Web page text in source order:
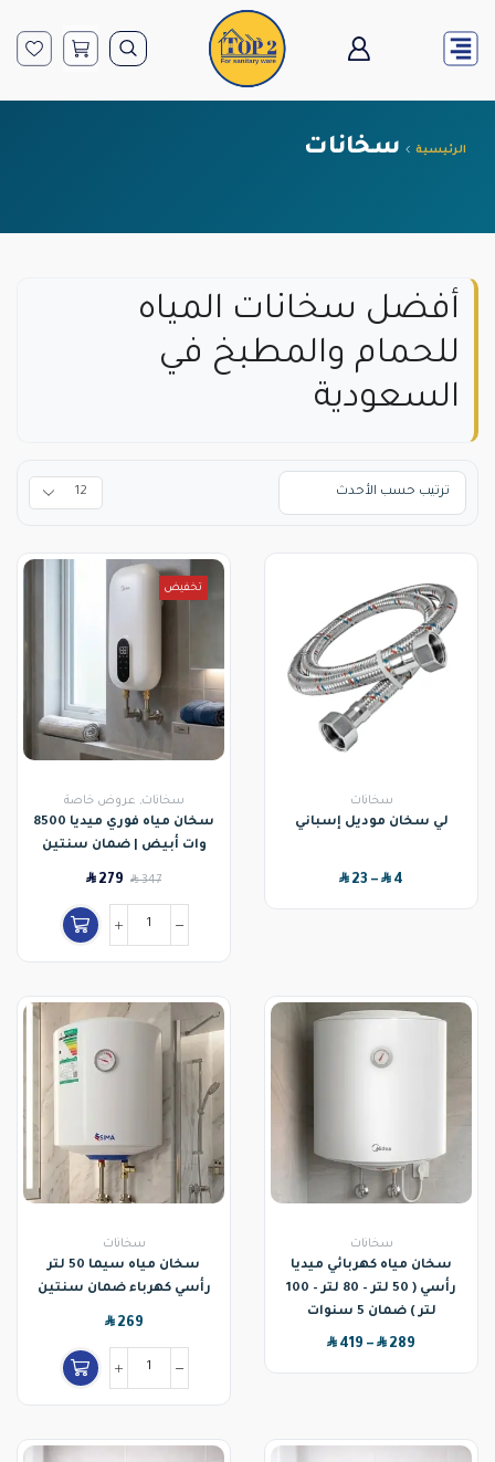
الرئيسية سخانات
أفضل سخانات المياه
للحمام والمطبخ في
السعودية
سخانات
لي سخان موديل إسباني
SAR4
–
SAR23
تخفيض
سخانات, عروض خاصة
سخان مياه فوري ميديا 8500
وات أبيض | ضمان سنتين
SAR347
SAR279
سخانات
سخان مياه كهربائي ميديا
رأسي ( 50 لتر – 80 لتر – 100
لتر ) ضمان 5 سنوات
SAR289
–
SAR419
سخانات
سخان مياه سيما 50 لتر
رأسي كهرباء ضمان سنتين
SAR269